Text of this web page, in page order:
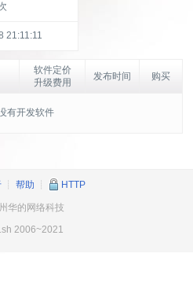
21:11:11
软件定价
升级费用
发布时间 购买
有开发软件
┊ 帮助 HTTP
华的网络科技
2006~2021